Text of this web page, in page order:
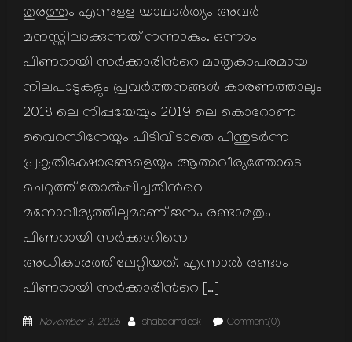
തുരത്തും എന്നുളള യാഥാര്‍ത്യം അവര്‍
മനസ്സിലാക്കുന്നത് നന്നാകും. ഒന്നാം
പിണറായി സര്‍ക്കാരിന്‍റെ മാതൃകാപരമായ
നിലപാടുകളും പ്രവര്‍ത്തനങ്ങള്‍ കാരണത്താലും
2018 ലെ നിപ്പയേയും 2019 ലെ കൊറോണ
വൈറസിനേയും പിടിവിടാതെ പിന്തുടര്‍ന്ന
പ്രകൃതിക്ഷോഭങ്ങളെയും ആത്മവീര്യത്തോടെ
ചെറുത്ത് തോല്‍പ്പിച്ചതിന്‍റെ
മനോവീര്യത്തിലുമാണ് ജനം രണ്ടാമതും
പിണറായി സര്‍ക്കാറിനെ
അധികാരത്തിലേറ്റിയത്. എന്നാല്‍ രണ്ടാം
പിണറായി സര്‍ക്കാരിന്‍റെ […]
Posted
November 3, 2025 Author
shabdamdesk Comment(0)